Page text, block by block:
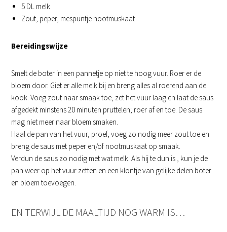
5 DL melk
Zout, peper, mespuntje nootmuskaat
Bereidingswijze
Smelt de boter in een pannetje op niet te hoog vuur. Roer er de
bloem door. Giet er alle melk bij en breng alles al roerend aan de
kook. Voeg zout naar smaak toe, zet het vuur laag en laat de saus
afgedekt minstens 20 minuten pruttelen; roer af en toe. De saus
mag niet meer naar bloem smaken.
Haal de pan van het vuur, proef, voeg zo nodig meer zout toe en
breng de saus met peper en/of nootmuskaat op smaak.
Verdun de saus zo nodig met wat melk. Als hij te dun is , kun je de
pan weer op het vuur zetten en een klontje van gelijke delen boter
en bloem toevoegen.
EN TERWIJL DE MAALTIJD NOG WARM IS…